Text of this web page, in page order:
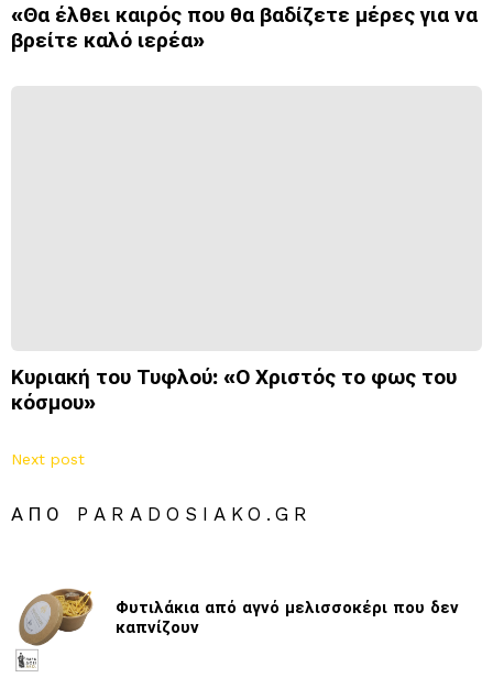
«Θα έλθει καιρός που θα βαδίζετε μέρες για να
βρείτε καλό ιερέα»
Κυριακή του Τυφλού: «Ο Χριστός το φως του
κόσμου»
Next post
ΑΠΌ PARADOSIAKO.GR
Φυτιλάκια από αγνό μελισσοκέρι που δεν
καπνίζουν